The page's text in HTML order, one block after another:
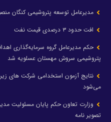
مدیرعامل توسعه پتروشیمی کنگان
افت حدود ۳ درصدی قیمت نفت
حکم مدیرعامل گروه سرمایه‌گذاری
پتروشیمی سروش مهستان عسلویه شد
می‌شود
وزارت تعاون حکم پایان مسئولیت
تصویر نامه